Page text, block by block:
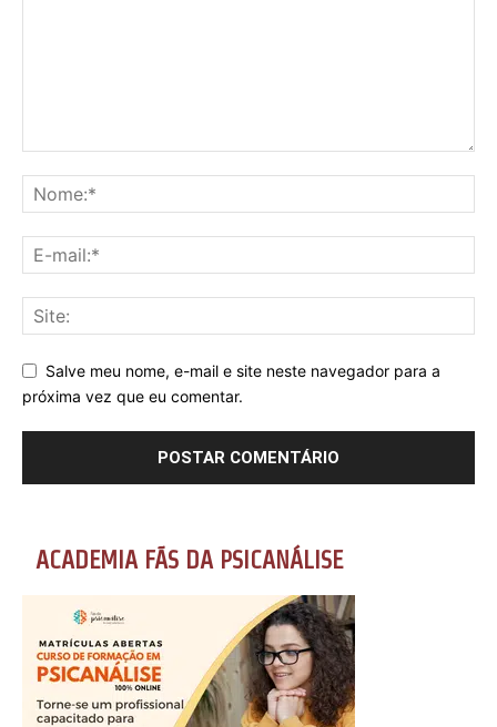
Salve meu nome, e-mail e site neste navegador para a
próxima vez que eu comentar.
ACADEMIA FÃS DA PSICANÁLISE